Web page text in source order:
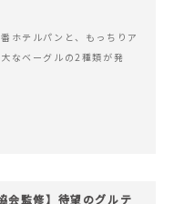
ホテルパンと、もっちりア
なベーグルの2種類が発
会監修】待望のグルテ